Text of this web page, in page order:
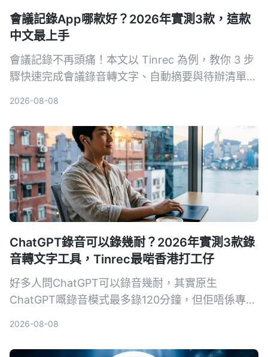
會議記錄App哪款好？2026年實測3款，這款
中文最上手
會議記錄不再頭痛！本文以 Tinrec 為例，教你 3 步
驟快速完成會議錄音轉文字、自動摘要與待辦清單，
2026-08-08
ChatGPT錄音可以錄幾耐？2026年實測3款錄
音轉文字工具，Tinrec最啱香港打工仔
好多人問ChatGPT可以錄音幾耐，其實原生
ChatGPT嘅錄音模式最多錄120分鐘，但佢唔係專為
答功能，真正幫你慳返OT時間。
2026-08-08